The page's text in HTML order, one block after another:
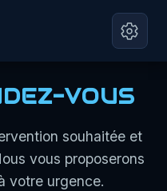
VOUS
souhaitée et
vous proposerons
votre urgence.